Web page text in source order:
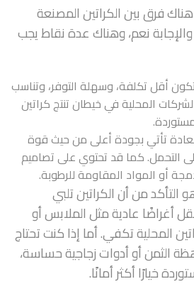
فرق بين الكراتين المصنعة
نعم، وهناك عدة نقاط يجب
تكون أقل تكلفة، وسهلة التوفر، وتناسب
المحلية في خيطان تنتج كراتين
تأتي بجودة أعلى من حيث قوة
التحمل. كما قد تحتوي على تصاميم
أو المواد المقاومة للرطوبة.
التأكد من أن الكراتين تلبي
أغراضًا عادية مثل الملابس أو
المحلية تكفي. أما إذا كنت تحتاج
الثمن أو أدوات زجاجية حساسة،
خيارًا أكثر أمانًا.